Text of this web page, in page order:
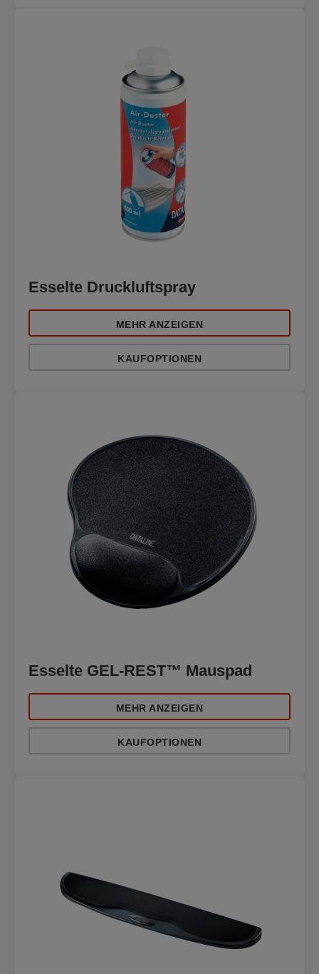
Esselte Druckluftspray
MEHR ANZEIGEN
KAUFOPTIONEN
Esselte GEL-REST™ Mauspad
MEHR ANZEIGEN
KAUFOPTIONEN